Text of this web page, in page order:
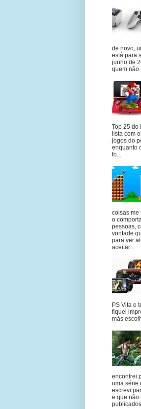
de novo,
está para
junho de
quem não
Top 25 do
lista com
jogos do
enquanto
fo...
coisas me
o
pessoas,
vontade
para ver
aceitar...
PS Vita e
fiquei
más
encontrei
uma série
escrevi
e que não